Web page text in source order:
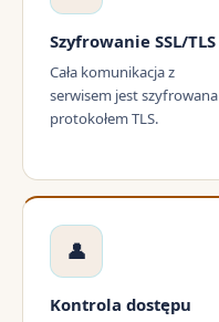
Szyfrowanie SSL/TLS
Cała komunikacja z
serwisem jest szyfrowana
protokołem TLS.
👤
Kontrola dostępu